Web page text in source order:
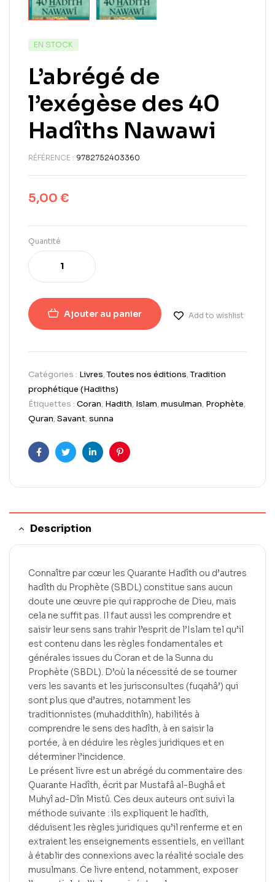
EN STOCK
L’abrégé de
l’exégèse des 40
Hadîths Nawawi
RÉFÉRENCE : 9782752403360
5,00 €
Quantité
Ajouter au panier Add to wishlist
Catégories : Livres,Toutes nos éditions,Tradition
prophétique (Hadiths)
Étiquettes : Coran, Hadith, Islam,musulman, Prophète,
Quran,Savant,sunna
FacebookTwitterLinkedInPinterest
Description
Connaître par cœur les Quarante Hadîth ou d’autres
hadîth du Prophète (SBDL) constitue sans aucun
doute une œuvre pie qui rapproche de Dieu, mais
cela ne suffit pas. Il faut aussi les comprendre et
saisir leur sens sans trahir l’esprit de l’Islam tel qu’il
est contenu dans les règles fondamentales et
générales issues du Coran et de la Sunna du
Prophète (SBDL). D’où la nécessité de se tourner
vers les savants et les jurisconsultes (fuqahâ’) qui
sont plus que d’autres, notamment les
traditionnistes (muhaddithîn), habilités à
comprendre le sens des hadîth, à en saisir la
portée, à en déduire les règles juridiques et en
déterminer l’incidence.
Le présent livre est un abrégé du commentaire des
Quarante Hadîth, écrit par Mustafâ al-Bughâ et
Muhyî ad-Dîn Mistû. Ces deux auteurs ont suivi la
méthode suivante : ils expliquent le hadîth,
déduisent les règles juridiques qu’il renferme et en
extraient les enseignements essentiels, en veillant
à établir des connexions avec la réalité sociale des
musulmans. Ce livre entend, notamment, exposer